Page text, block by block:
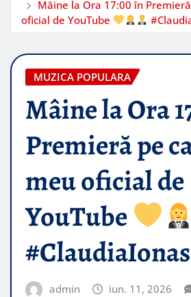
Mâine la Ora 17:00 în
oficial de YouTube
MUZICA POPULARA
Mâine la Ora
Premieră pe
meu oficial de
YouTube
#ClaudiaIonas
admin iun. 11, 2026